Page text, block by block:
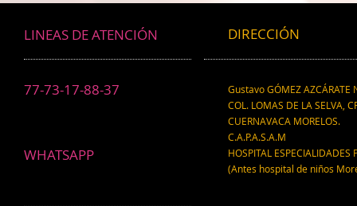
LINEAS DE ATENCIÓN
77-73-17-88-37
WHATSAPP
DIRECCIÓN
Gustavo GÓMEZ AZCÁRATE
COL. LOMAS DE LA SELVA,
CUERNAVACA MORELOS.
C.A.P.A.S.A.M
HOSPITAL ESPECIALIDADES
(Antes hospital de niños